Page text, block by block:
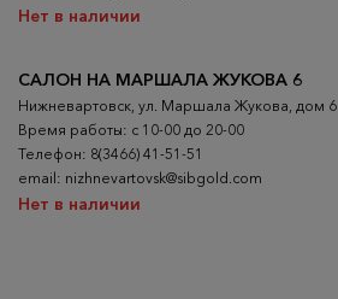
Нет в наличии
САЛОН НА МАРШАЛА ЖУКОВА 6
Нижневартовск, ул. Маршала Жукова, дом 6
Время работы: с 10-00 до 20-00
Телефон: 8(3466) 41-51-51
email: nizhnevartovsk@sibgold.com
Нет в наличии